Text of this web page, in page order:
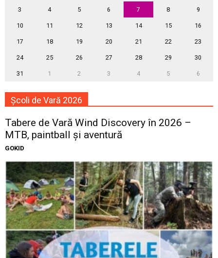
3 4 5 6 7 8 9
10 11 12 13 14 15 16
17 18 19 20 21 22 23
24 25 26 27 28 29 30
31 1 2 3 4 5 6
Școli de Vară 2026
Tabere de Vară Wind Discovery în 2026 –
MTB, paintball și aventură
GOKID